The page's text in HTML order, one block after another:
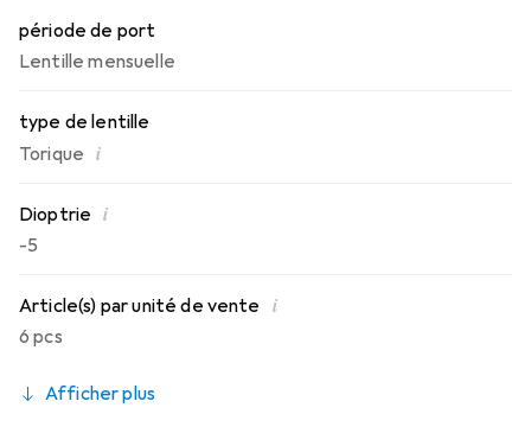
période de port
Lentille mensuelle
type de lentille
Torique i
Dioptrie i
-5
Article(s) par unité de vente i
6 pcs
Afficher plus